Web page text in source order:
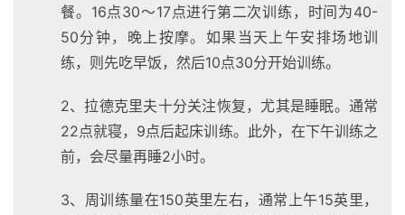
餐。16点30～17点进行第二次训练，时间为40-
50分钟，晚上按摩。如果当天上午安排场地训
练，则先吃早饭，然后10点30分开始训练。
2、拉德克里夫十分关注恢复，尤其是睡眠。通常
22点就寝，9点后起床训练。此外，在下午训练之
前，会尽量再睡2小时。
3、周训练量在150英里左右，通常上午15英里，